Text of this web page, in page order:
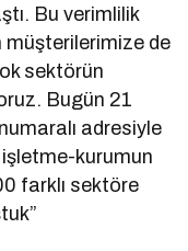
Bu verimlilik
müşterilerimize de
sektörün
Bugün 21
adresiyle
kurumun
farklı sektöre